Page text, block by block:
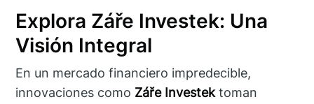
Explora Záře Investek: Una
Visión Integral
En un mercado financiero impredecible,
innovaciones como Záře Investektoman